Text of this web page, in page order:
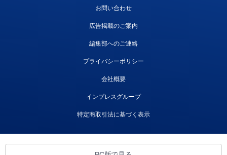
お問い合わせ
広告掲載のご案内
編集部へのご連絡
プライバシーポリシー
会社概要
インプレスグループ
特定商取引法に基づく表示